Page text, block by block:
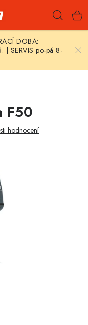
DOBA:
| SERVIS po-pá 8-
F50
hodnocení